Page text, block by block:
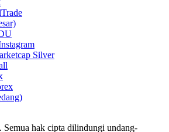
Silver
hak cipta dilindungi undang-